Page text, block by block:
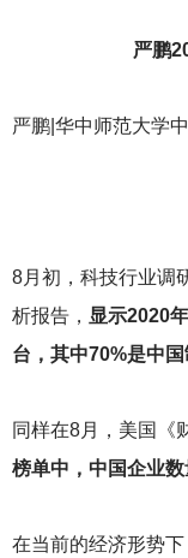
严鹏
严鹏|华中师范大学
8月初，科技行业调
析报告， 显示2020
台，其中70%是中国
同样在8月，美国《
榜单中，中国企业数
在当前的经济形势下